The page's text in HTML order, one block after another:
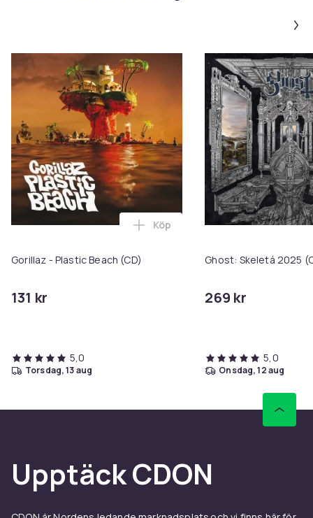
Gorillaz - Plastic Beach (CD)
131 kr
Lägg till Gorillaz - Plastic
Köp
5,0
torsdag, 13 aug
Ghost: Skeletá 2025
269 kr
5,0
onsdag, 12 aug
Upptäck CDON